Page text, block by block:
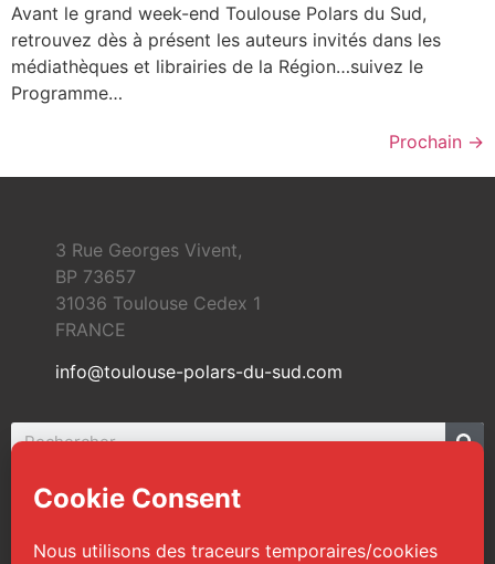
Avant le grand week-end Toulouse Polars du Sud,
retrouvez dès à présent les auteurs invités dans les
médiathèques et librairies de la Région…suivez le
Programme…
Prochain →
3 Rue Georges Vivent,
BP 73657
31036 Toulouse Cedex 1
FRANCE
info@toulouse-polars-du-sud.com
© 2026 Toulouse Polars du Sud | Tous droits